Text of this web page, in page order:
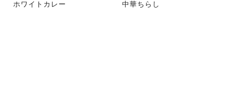
ホワイトカレー 中華ちらし